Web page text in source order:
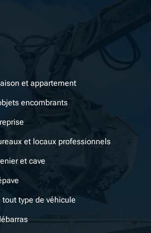
et appartement
encombrants
et locaux professionnels
et cave
tout type de véhicule